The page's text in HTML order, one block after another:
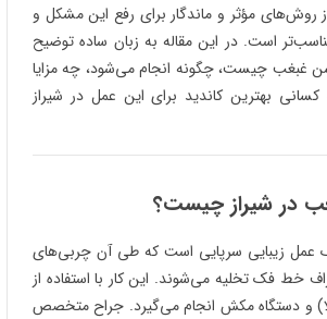
روش‌های مؤثر و ماندگار برای رفع این مشکل و
است. در این مقاله به زبان ساده توضیح
غبغب چیست، چگونه انجام می‌شود، چه مزایا
بهترین کاندید برای این عمل در شیراز
در شیراز چیست؟
عمل زیبایی سرپایی است که طی آن چربی‌های
خط فک تخلیه می‌شوند. این کار با استفاده از
و دستگاه مکش انجام می‌گیرد. جراح متخصص